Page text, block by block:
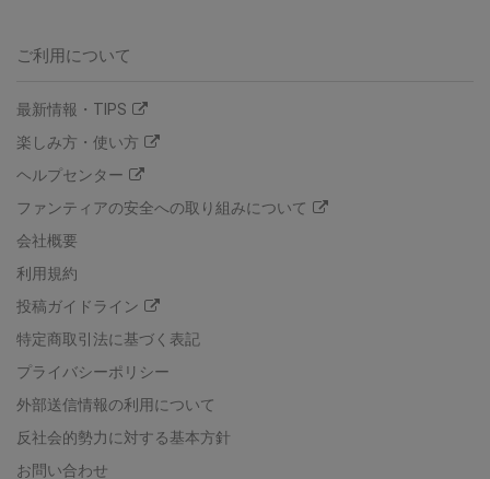
ご利用について
最新情報・TIPS
楽しみ方・使い方
ヘルプセンター
ファンティアの安全への取り組みについて
会社概要
利用規約
投稿ガイドライン
特定商取引法に基づく表記
プライバシーポリシー
外部送信情報の利用について
反社会的勢力に対する基本方針
お問い合わせ